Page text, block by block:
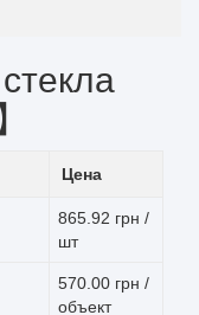
Цена
865.92 грн /
шт
570.00 грн /
объект